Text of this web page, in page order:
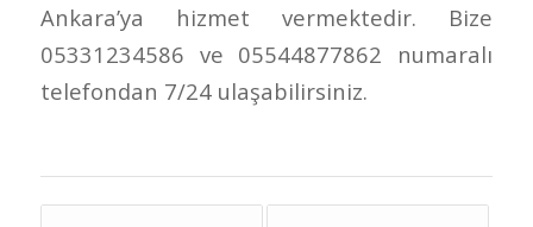
Ankara’ya hizmet vermektedir. Bize
05331234586 ve 05544877862 numaralı
telefondan 7/24 ulaşabilirsiniz.